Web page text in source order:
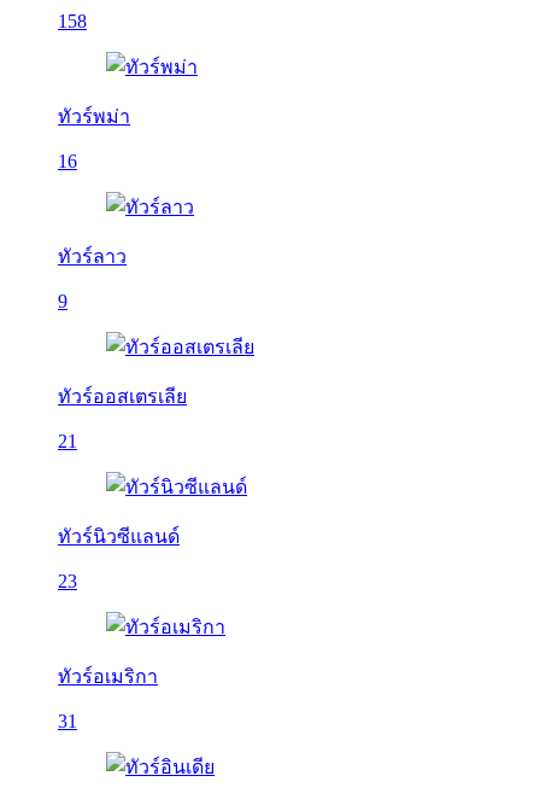
158
ทัวร์พม่า
16
ทัวร์ลาว
9
ทัวร์ออสเตรเลีย
21
ทัวร์นิวซีแลนด์
23
ทัวร์อเมริกา
31